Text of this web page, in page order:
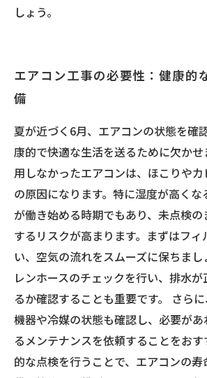
しょう。
エアコン工事の必要性：健康的
備
夏が近づく6月、エアコンの状態を確
康的で快適な生活を送るために欠か
用しなかったエアコンは、ほこりや
の原因になります。特に湿度が高く
が働き始める時期でもあり、未点検
するリスクが高まります。まずはフ
い、空気の流れをスムーズに保ちまし
レンホースのチェックを行い、排水
るか確認することも重要です。 さら
機器や冷媒の状態も確認し、必要が
るメンテナンスを依頼することをお
的な点検を行うことで、エアコンの